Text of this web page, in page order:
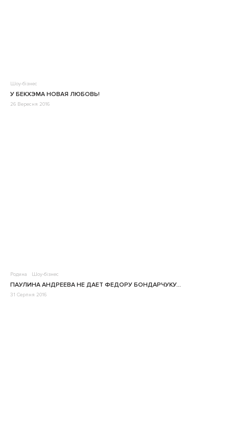
Шоу-бізнес
У БЕКХЭМА НОВАЯ ЛЮБОВЬ!
26 Вересня 2016
Родина Шоу-бізнес
ПАУЛИНА АНДРЕЕВА НЕ ДАЕТ ФЕДОРУ БОНДАРЧУКУ…
31 Серпня 2016